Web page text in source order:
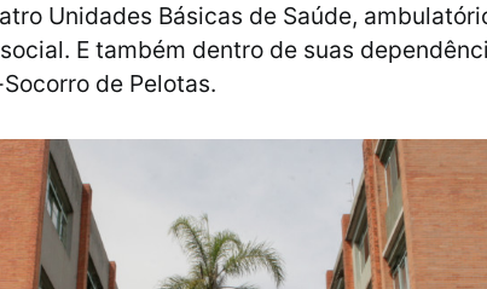
Unidades Básicas de Saúde,
E também dentro de suas
de Pelotas.